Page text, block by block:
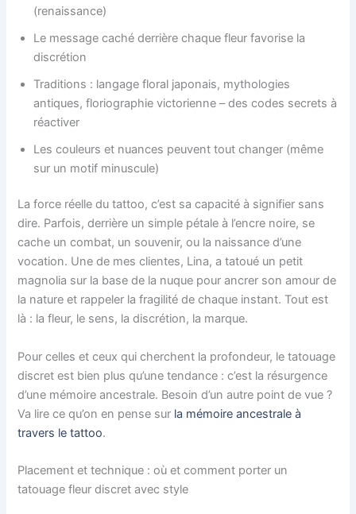
(renaissance)
Le message caché derrière chaque fleur favorise la
discrétion
Traditions : langage floral japonais, mythologies
antiques, floriographie victorienne – des codes secrets à
réactiver
Les couleurs et nuances peuvent tout changer (même
sur un motif minuscule)
La force réelle du tattoo, c’est sa capacité à signifier sans
dire. Parfois, derrière un simple pétale à l’encre noire, se
cache un combat, un souvenir, ou la naissance d’une
vocation. Une de mes clientes, Lina, a tatoué un petit
magnolia sur la base de la nuque pour ancrer son amour de
la nature et rappeler la fragilité de chaque instant. Tout est
là : la fleur, le sens, la discrétion, la marque.
Pour celles et ceux qui cherchent la profondeur, le tatouage
discret est bien plus qu’une tendance : c’est la résurgence
d’une mémoire ancestrale. Besoin d’un autre point de vue ?
Va lire ce qu’on en pense sur la mémoire ancestrale à
travers le tattoo.
Placement et technique : où et comment porter un
tatouage fleur discret avec style